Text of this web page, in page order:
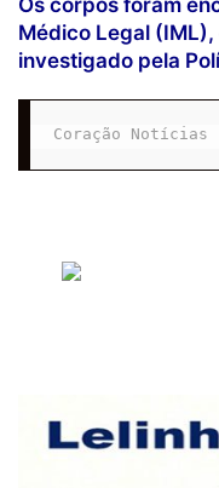
Médico Legal
investigado pela
Coração Notícias